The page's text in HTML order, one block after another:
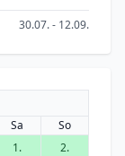
30.07. - 12.09.
Sa
So
1.
2.